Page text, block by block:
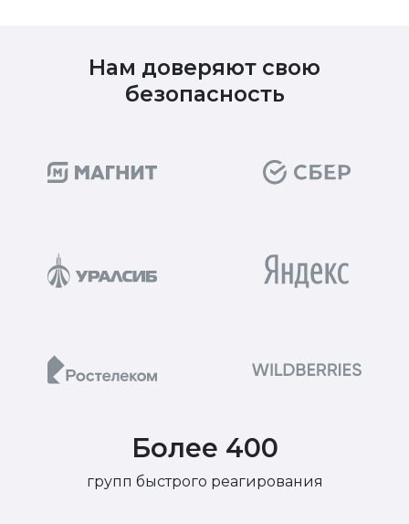
Нам доверяют свою
безопасность
Более 400
групп быстрого реагирования